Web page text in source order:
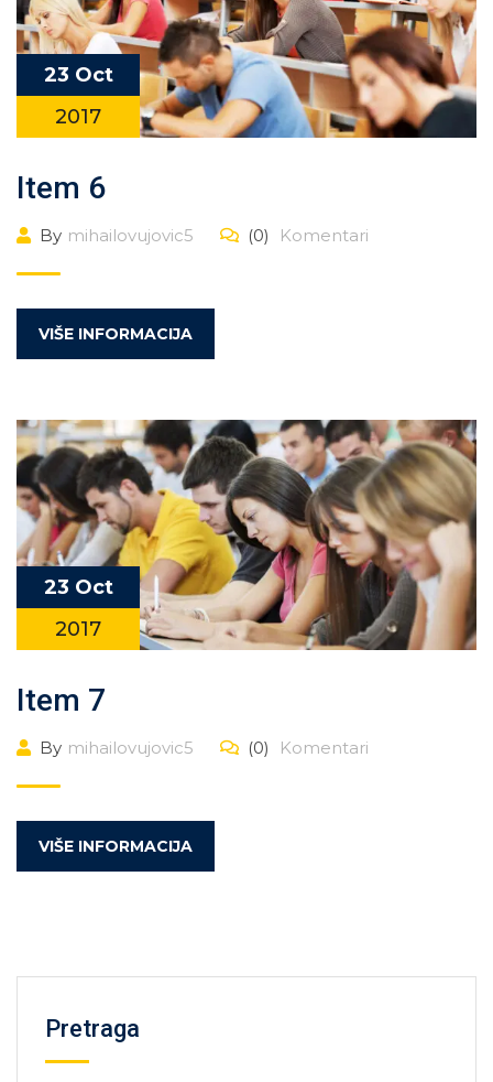
23 Oct
2017
Item 6
By mihailovujovic5 (0) Komentari
VIŠE INFORMACIJA
23 Oct
2017
Item 7
By mihailovujovic5 (0) Komentari
VIŠE INFORMACIJA
Pretraga